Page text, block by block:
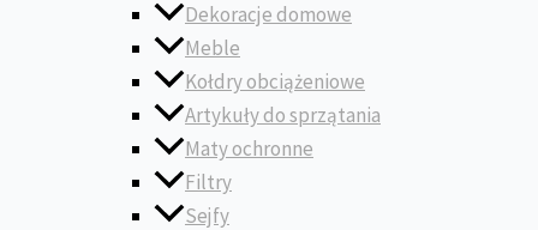
Dekoracje domowe
Meble
Kołdry obciążeniowe
Artykuły do sprzątania
Maty ochronne
Filtry
Sejfy